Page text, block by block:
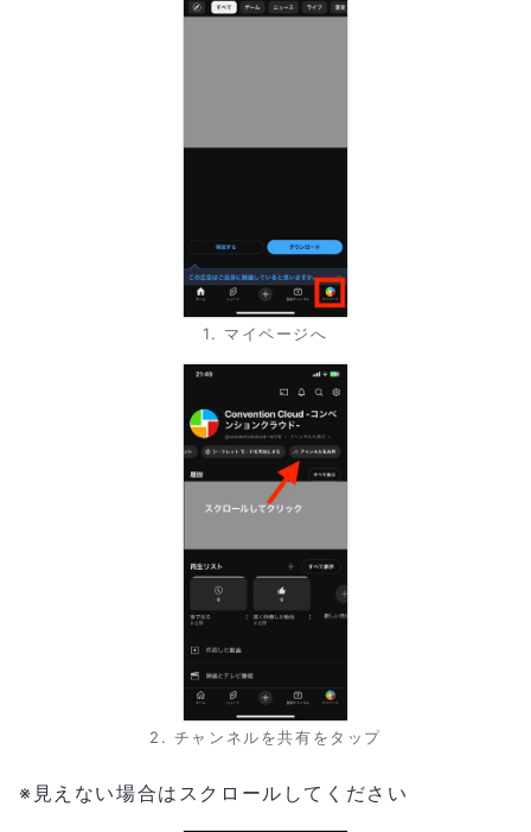
1. マイページへ
2. チャンネルを共有をタップ
※見えない場合はスクロールしてください